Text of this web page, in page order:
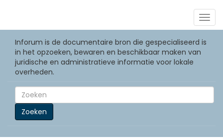
Inforum is de documentaire bron die gespecialiseerd is
in het opzoeken, bewaren en beschikbaar maken van
juridische en administratieve informatie voor lokale
overheden.
Zoeken